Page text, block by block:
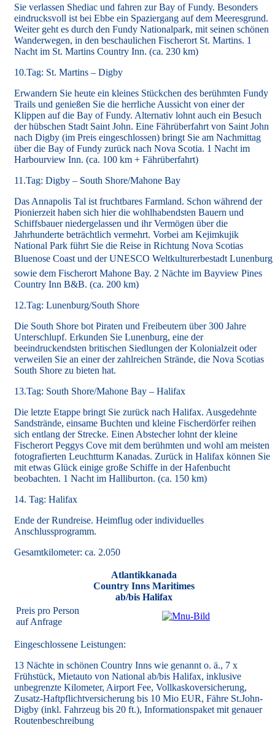
Sie verlassen Shediac und fahren zur Bay of Fundy. Besonders
eindrucksvoll ist bei Ebbe ein Spaziergang auf dem Meeresgrund.
Weiter geht es durch den Fundy Nationalpark, mit seinen schönen
Wanderwegen, in den beschaulichen Fischerort St. Martins. 1
Nacht im St. Martins Country Inn. (ca. 230 km)
10.Tag: St. Martins – Digby
Erwandern Sie heute ein kleines Stückchen des berühmten Fundy
Trails und genießen Sie die herrliche Aussicht von einer der
Klippen auf die Bay of Fundy. Alternativ lohnt auch ein Besuch
der hübschen Stadt Saint John. Eine Fährüberfahrt von Saint John
nach Digby (im Preis eingeschlossen) bringt Sie am Nachmittag
über die Bay of Fundy zurück nach Nova Scotia. 1 Nacht im
Harbourview Inn. (ca. 100 km + Fährüberfahrt)
11.Tag: Digby – South Shore/Mahone Bay
Das Annapolis Tal ist fruchtbares Farmland. Schon während der
Pionierzeit haben sich hier die wohlhabendsten Bauern und
Schiffsbauer niedergelassen und ihr Vermögen über die
Jahrhunderte beträchtlich vermehrt. Vorbei am Kejimkujik
National Park führt Sie die Reise in Richtung Nova Scotias
Bluenose Coast und der UNESCO Weltkulturerbestadt Lunenburg
sowie dem Fischerort Mahone Bay. 2 Nächte im Bayview Pines
Country Inn B&B. (ca. 200 km)
12.Tag: Lunenburg/South Shore
Die South Shore bot Piraten und Freibeutern über 300 Jahre
Unterschlupf. Erkunden Sie Lunenburg, eine der
beeindruckendsten britischen Siedlungen der Kolonialzeit oder
verweilen Sie an einer der zahlreichen Strände, die Nova Scotias
South Shore zu bieten hat.
13.Tag: South Shore/Mahone Bay – Halifax
Die letzte Etappe bringt Sie zurück nach Halifax. Ausgedehnte
Sandstrände, einsame Buchten und kleine Fischerdörfer reihen
sich entlang der Strecke. Einen Abstecher lohnt der kleine
Fischerort Peggys Cove mit dem berühmten und wohl am meisten
fotografierten Leuchtturm Kanadas. Zurück in Halifax können Sie
mit etwas Glück einige große Schiffe in der Hafenbucht
beobachten. 1 Nacht im Halliburton. (ca. 150 km)
14. Tag: Halifax
Ende der Rundreise. Heimflug oder individuelles
Anschlussprogramm.
Gesamtkilometer: ca. 2.050
Atlantikkanada
Country Inns Maritimes
ab/bis Halifax
Preis pro Person
auf Anfrage
Eingeschlossene Leistungen:
13 Nächte in schönen Country Inns wie genannt o. ä., 7 x
Frühstück, Mietauto von National ab/bis Halifax, inklusive
unbegrenzte Kilometer, Airport Fee, Vollkaskoversicherung,
Zusatz-Haftpflichtversicherung bis 10 Mio EUR, Fähre St.John-
Digby (inkl. Fahrzeug bis 20 ft.), Informationspaket mit genauer
Routenbeschreibung